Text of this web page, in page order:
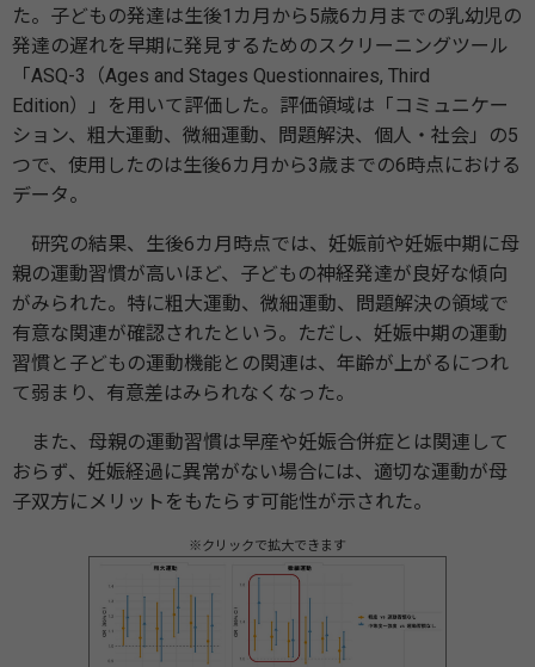
た。子どもの発達は生後1カ月から5歳6カ月までの乳幼児の
発達の遅れを早期に発見するためのスクリーニングツール
「ASQ-3（Ages and Stages Questionnaires, Third
Edition）」を用いて評価した。評価領域は「コミュニケー
ション、粗大運動、微細運動、問題解決、個人・社会」の5
つで、使用したのは生後6カ月から3歳までの6時点における
データ。
研究の結果、生後6カ月時点では、妊娠前や妊娠中期に母
親の運動習慣が高いほど、子どもの神経発達が良好な傾向
がみられた。特に粗大運動、微細運動、問題解決の領域で
有意な関連が確認されたという。ただし、妊娠中期の運動
習慣と子どもの運動機能との関連は、年齢が上がるにつれ
て弱まり、有意差はみられなくなった。
また、母親の運動習慣は早産や妊娠合併症とは関連して
おらず、妊娠経過に異常がない場合には、適切な運動が母
子双方にメリットをもたらす可能性が示された。
※クリックで拡大できます